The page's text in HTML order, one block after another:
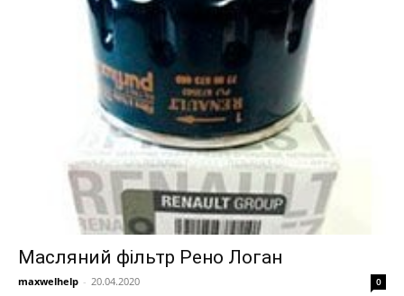
Масляний фільтр Рено Логан
maxwelhelp - 20.04.2020 0